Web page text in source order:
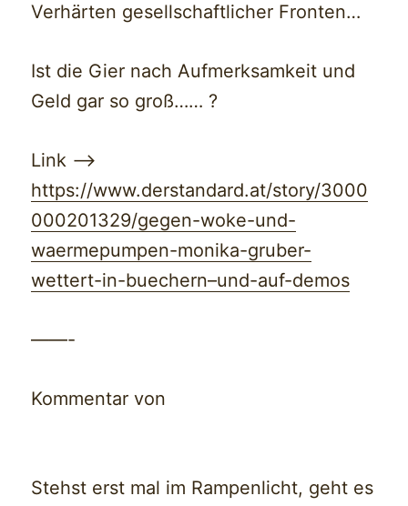
Verhärten gesellschaftlicher Fronten…
Ist die Gier nach Aufmerksamkeit und
Geld gar so groß…… ?
Link —>
https://www.derstandard.at/story/3000
000201329/gegen-woke-und-
waermepumpen-monika-gruber-
wettert-in-buechern–und-auf-demos
——-
Kommentar von
Stehst erst mal im Rampenlicht, geht es